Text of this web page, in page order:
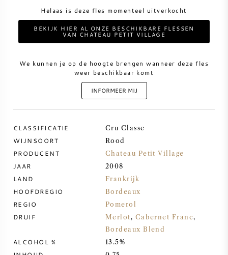
ZOETE WIJN
CABERNET SAUVIGNON
PINOT NOIR
CHARDONNAY
MERLOT
SAUVIGNON BLANC
SYRAH / SHIRAZ
Helaas is deze fles momenteel uitverkocht
BEKIJK HIER AL ONZE BESCHIKBARE FLESSEN
VAN CHATEAU PETIT VILLAGE
We kunnen je op de hoogte brengen wanneer deze fles
weer beschikbaar komt
INFORMEER MIJ
CLASSIFICATIE Cru Classe
WIJNSOORT Rood
PRODUCENT Chateau Petit Village
JAAR 2008
LAND Frankrijk
HOOFDREGIO Bordeaux
REGIO Pomerol
DRUIF Merlot, Cabernet Franc,
Bordeaux Blend
ALCOHOL % 13.5%